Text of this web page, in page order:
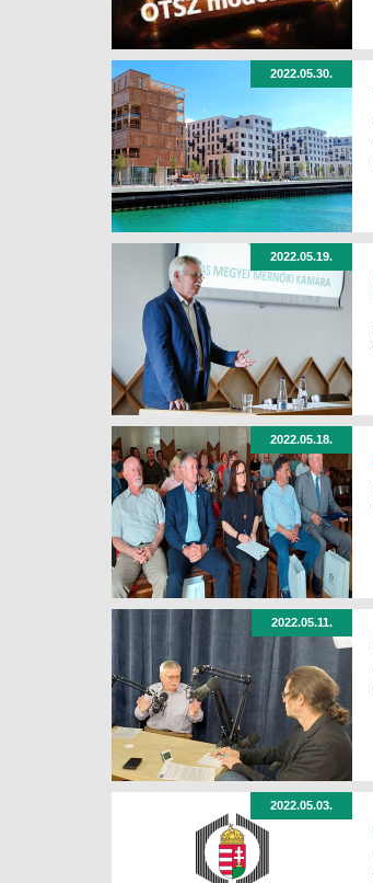
2022.05.30.
2022.05.19.
2022.05.18.
2022.05.11.
2022.05.03.